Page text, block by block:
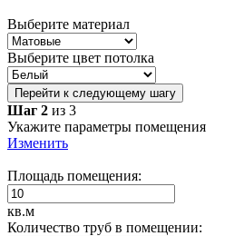
Выберите материал
Выберите цвет потолка
Перейти к следующему шагу
Шаг 2 из 3
Укажите параметры помещения
Изменить
Площадь помещения:
кв.м
Количество труб в помещении: